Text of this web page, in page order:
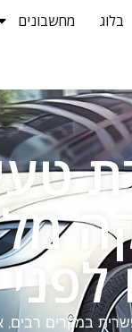
בלוג מחשבונים
במקרים רבים,